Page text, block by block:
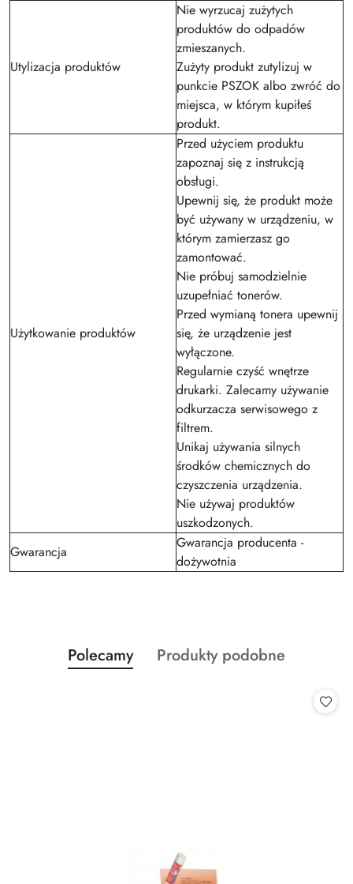
Utylizacja produktów
Nie wyrzucaj zużytych
produktów do odpadów
zmieszanych.
Zużyty produkt zutylizuj w
punkcie PSZOK albo zwróć do
miejsca, w którym kupiłeś
produkt.
Użytkowanie produktów
Przed użyciem produktu
zapoznaj się z instrukcją
obsługi.
Upewnij się, że produkt może
być używany w urządzeniu, w
którym zamierzasz go
zamontować.
Nie próbuj samodzielnie
uzupełniać tonerów.
Przed wymianą tonera upewnij
się, że urządzenie jest
wyłączone.
Regularnie czyść wnętrze
drukarki. Zalecamy używanie
odkurzacza serwisowego z
filtrem.
Unikaj używania silnych
środków chemicznych do
czyszczenia urządzenia.
Nie używaj produktów
uszkodzonych.
Gwarancja
Gwarancja producenta -
dożywotnia
Pomiń karuzelę produktów
Produkty
o
Polecamy
Produkty
Produkty podobne